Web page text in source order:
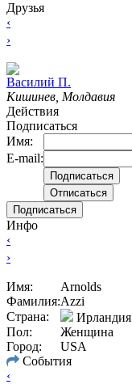
Друзья
‹
›
Вacилий П.
Кишинев, Молдавия
Действия
Подписаться
Имя:
E-mail:
Подписаться
Инфо
‹
›
Имя:
Arnolds
Фамилия:Azzi
Страна:
Ирландия
Пол:
Женщина
Город:
USA
События
‹